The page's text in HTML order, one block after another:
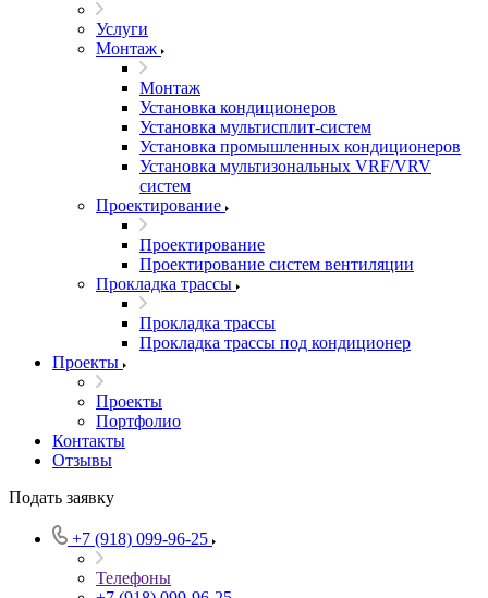
Услуги
Монтаж
Монтаж
Установка кондиционеров
Установка мультисплит-систем
Установка промышленных кондиционеров
Установка мультизональных VRF/VRV
систем
Проектирование
Проектирование
Проектирование систем вентиляции
Прокладка трассы
Прокладка трассы
Прокладка трассы под кондиционер
Проекты
Проекты
Портфолио
Контакты
Отзывы
Подать заявку
+7 (918) 099-96-25
Телефоны